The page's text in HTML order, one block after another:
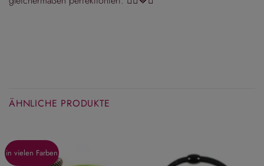
ÄHNLICHE PRODUKTE
in vielen Farben